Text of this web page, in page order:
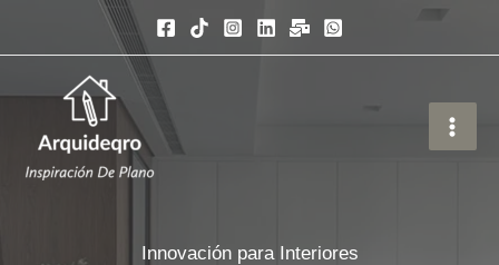
Innovación para Interiores